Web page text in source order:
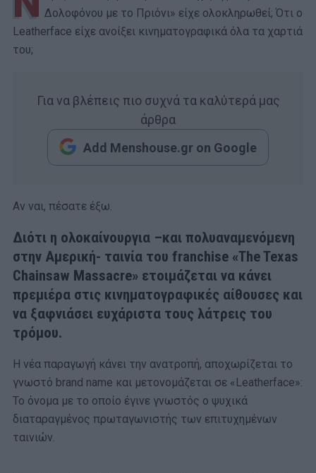
Δολοφόνου με το Πριόνι» είχε ολοκληρωθεί; Ότι ο
Leatherface είχε ανοίξει κινηματογραφικά όλα τα χαρτιά
του;
Για να βλέπεις πιο συχνά τα καλύτερά μας
άρθρα
Add Menshouse.gr on Google
Αν ναι, πέσατε έξω.
Διότι η ολοκαίνουργια –και πολυαναμενόμενη
στην Αμερική- ταινία του franchise «The Texas
Chainsaw Massacre» ετοιμάζεται να κάνει
πρεμιέρα στις κινηματογραφικές αίθουσες και
να ξαφνιάσει ευχάριστα τους λάτρεις του
τρόμου.
Η νέα παραγωγή κάνει την ανατροπή, αποχωρίζεται το
γνωστό brand name και μετονομάζεται σε «Leatherface»:
Το όνομα με το οποίο έγινε γνωστός ο ψυχικά
διαταραγμένος πρωταγωνιστής των επιτυχημένων
ταινιών.